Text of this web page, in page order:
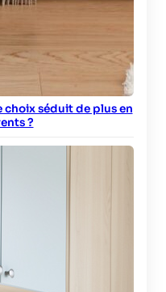
choix séduit de plus en
?